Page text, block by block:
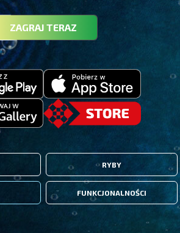
ZAGRAJ TERAZ
RYBY
FUNKCJONALNOŚCI